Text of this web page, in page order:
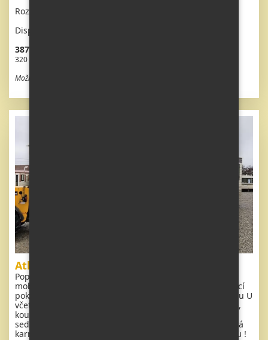
Rozměr: 11,1 x 3,7m
Dispozice: 3 + kk
387 200 Kč vč. DPH
320 000 Kč bez DPH
Možnost odpočtu DPH
Atlas Image
Popis: Extra široký, KRÁSNÝ, čistý, kompletně vybavený
mobilheim 11 x 3,7m se dvěma vchody. Prostorný obývací
pokoj ( rozkládací sedačka ), jídelní kout , kuchyň ve tvaru U
včetně spotřebičů, ložnice ( dvoulůžko ), pokoj ( 2 lůžka ),
koupelna se sprchovým koutem s pevnou zástěnou a
sedací vaničkou + wc. Plynový krb + el. přímotop, plynová
karma na ohřev vody. Zvýšený strop v celém mobilheimu !